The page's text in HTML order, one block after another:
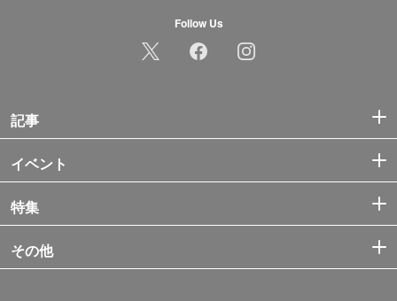
Follow Us
記事
イベント
特集
その他